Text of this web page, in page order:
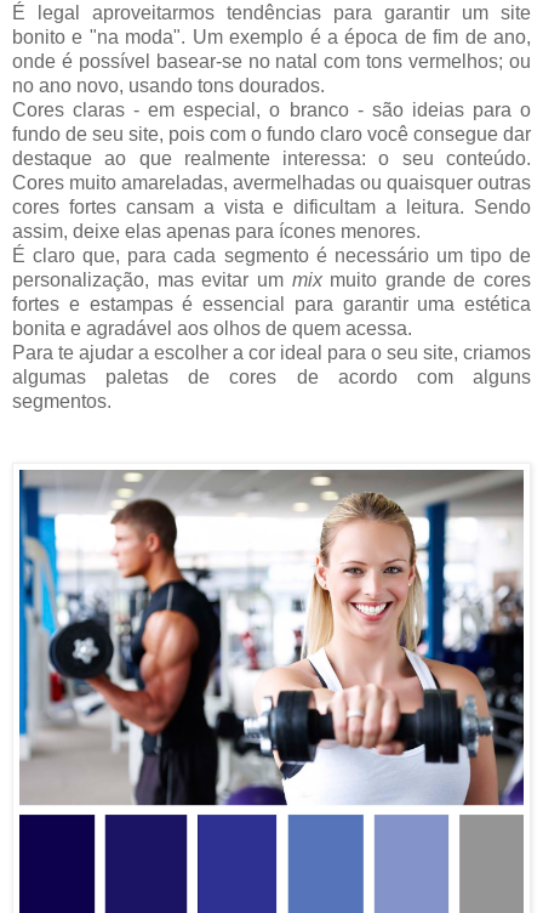
É legal aproveitarmos tendências para garantir um site
bonito e "na moda". Um exemplo é a época de fim de ano,
onde é possível basear-se no natal com tons vermelhos; ou
no ano novo, usando tons dourados.
Cores claras - em especial, o branco - são ideias para o
fundo de seu site, pois com o fundo claro você consegue dar
destaque ao que realmente interessa: o seu conteúdo.
Cores muito amareladas, avermelhadas ou quaisquer outras
cores fortes cansam a vista e dificultam a leitura. Sendo
assim, deixe elas apenas para ícones menores.
É claro que, para cada segmento é necessário um tipo de
personalização, mas evitar um mix muito grande de cores
fortes e estampas é essencial para garantir uma estética
bonita e agradável aos olhos de quem acessa.
Para te ajudar a escolher a cor ideal para o seu site, criamos
algumas paletas de cores de acordo com alguns
segmentos.